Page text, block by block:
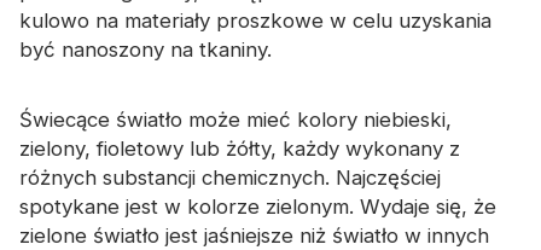
kulowo na materiały proszkowe w celu uzyskania
być nanoszony na tkaniny.
Świecące światło może mieć kolory niebieski,
zielony, fioletowy lub żółty, każdy wykonany z
różnych substancji chemicznych. Najczęściej
spotykane jest w kolorze zielonym. Wydaje się, że
zielone światło jest jaśniejsze niż światło w innych